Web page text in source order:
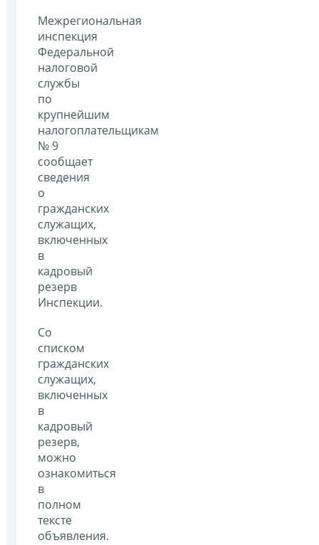
Межрегиональная
инспекция
Федеральной
налоговой
службы
по
крупнейшим
налогоплательщикам
№ 9
сообщает
сведения
о
гражданских
служащих,
включенных
в
кадровый
резерв
Инспекции.
Со
списком
гражданских
служащих,
включенных
в
кадровый
резерв,
можно
ознакомиться
в
полном
тексте
объявления.